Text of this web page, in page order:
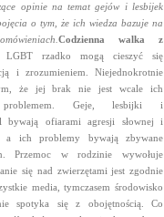
opinie na temat gejów i lesbijek
o tym, że ich wiedza bazuje na
Codzienna walka z
LGBT rzadko mogą cieszyć się
i zrozumieniem. Niejednokrotnie
że jej brak nie jest wcale ich
problemem. Geje, lesbijki i
bywają ofiarami agresji słownej i
a ich problemy bywają zbywane
Przemoc w rodzinie wywołuje
się nad zwierzętami jest zgodnie
media, tymczasem środowisko
spotyka się z obojętnością. Co